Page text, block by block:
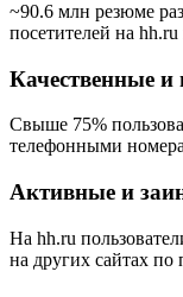
~90.6 млн резюме
посетителей на
Качественные
Свыше 75%
телефонными
Активные и
На hh.ru
на других сайтах по